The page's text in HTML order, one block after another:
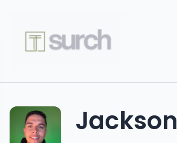
Jackson